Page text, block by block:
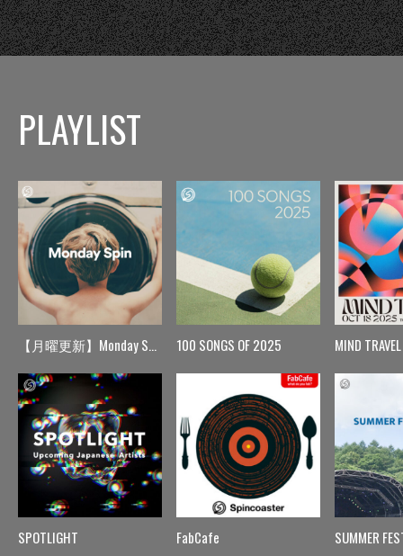
PLAYLIST
【月曜更新】Monday Spin
SPOTLIGHT
100 SONGS OF 2025
FabCafe
MIND TRAVEL
SUMMER